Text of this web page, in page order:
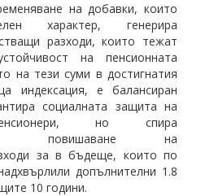
на добавки, които
характер, генерира
разходи, които тежат
на пенсионната
на тези суми в достигнатия
индексация, е балансиран
социалната защита на
но спира
повишаване на
за в бъдеще, които по
допълнителни 1.8
10 години.